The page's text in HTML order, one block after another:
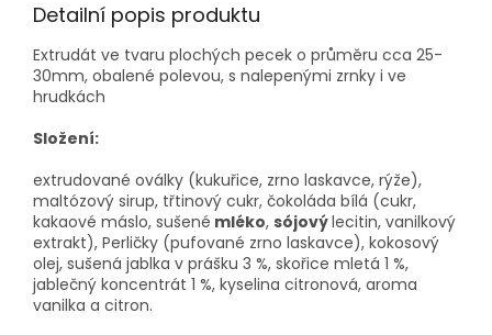
Detailní popis produktu
Extrudát ve tvaru plochých pecek o průměru cca 25-
30mm, obalené polevou, s nalepenými zrnky i ve
hrudkách
Složení:
extrudované oválky (kukuřice, zrno laskavce, rýže),
maltózový sirup, třtinový cukr, čokoláda bílá (cukr,
kakaové máslo, sušené mléko, sójovýlecitin, vanilkový
extrakt), Perličky (pufované zrno laskavce), kokosový
olej, sušená jablka v prášku 3 %, skořice mletá 1 %,
jablečný koncentrát 1 %, kyselina citronová, aroma
vanilka a citron.